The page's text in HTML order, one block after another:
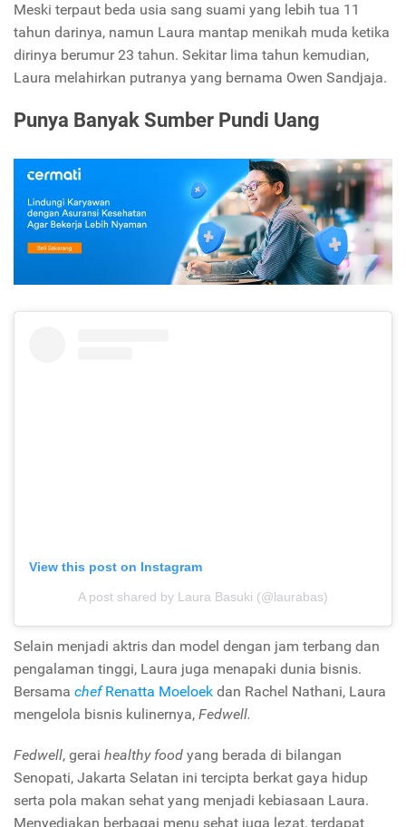
Meski terpaut beda usia sang suami yang lebih tua 11
tahun darinya, namun Laura mantap menikah muda ketika
dirinya berumur 23 tahun. Sekitar lima tahun kemudian,
Laura melahirkan putranya yang bernama Owen Sandjaja.
Punya Banyak Sumber Pundi Uang
View this post on Instagram
A post shared by Laura Basuki (@laurabas)
Selain menjadi aktris dan model dengan jam terbang dan
pengalaman tinggi, Laura juga menapaki dunia bisnis.
Bersama chef Renatta Moeloek dan Rachel Nathani, Laura
mengelola bisnis kulinernya, Fedwell.
Fedwell, gerai healthy food yang berada di bilangan
Senopati, Jakarta Selatan ini tercipta berkat gaya hidup
serta pola makan sehat yang menjadi kebiasaan Laura.
Menyediakan berbagai menu sehat juga lezat, terdapat